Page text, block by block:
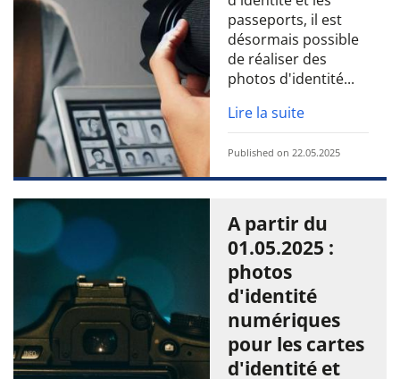
passeports, il est
désormais possible
de réaliser des
photos d'identité...
Lire la suite
Published on 22.05.2025
A partir du
01.05.2025 :
photos
d'identité
numériques
pour les cartes
d'identité et